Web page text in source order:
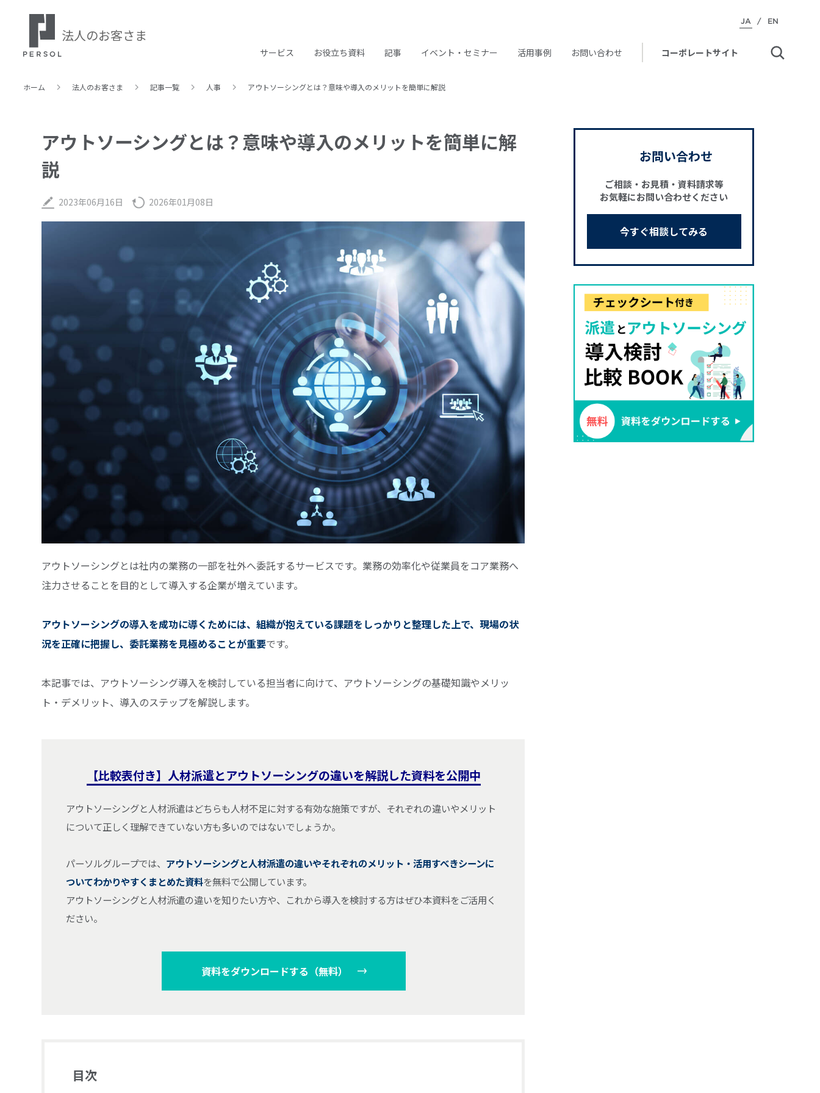
法人のお客さま
JA / EN
サービス お役立ち資料 記事 イベント・セミナー 活用事例 お問い合わせ コーポレートサイト
ホーム 法人のお客さま 記事⼀覧 人事 アウトソーシングとは？意味や導入のメリットを簡単に解説
アウトソーシングとは？意味や導入のメリットを簡単に解
説
2023年06月16日 2026年01月08日
アウトソーシングとは社内の業務の一部を社外へ委託するサービスです。業務の効率化や従業員をコア業務へ
注力させることを目的として導入する企業が増えています。
アウトソーシングの導入を成功に導くためには、組織が抱えている課題をしっかりと整理した上で、現場の状
況を正確に把握し、委託業務を見極めることが重要です。
本記事では、アウトソーシング導入を検討している担当者に向けて、アウトソーシングの基礎知識やメリッ
ト・デメリット、導入のステップを解説します。
【比較表付き】人材派遣とアウトソーシングの違いを解説した資料を公開中
アウトソーシングと人材派遣はどちらも人材不足に対する有効な施策ですが、それぞれの違いやメリット
について正しく理解できていない方も多いのではないでしょうか。
パーソルグループでは、 アウトソーシングと人材派遣の違いやそれぞれのメリット・活用すべきシーンに
ついてわかりやすくまとめた資料を無料で公開しています。
アウトソーシングと人材派遣の違いを知りたい方や、これから導入を検討する方はぜひ本資料をご活用く
ださい。
資料をダウンロードする（無料）
目次
お問い合わせ
ご相談・お見積・資料請求等
お気軽にお問い合わせください
今すぐ相談してみる